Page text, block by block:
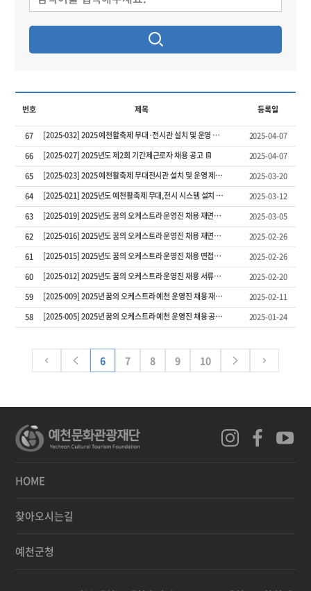
번호 제목 등록일
67 [2025-032] 2025 예천활축제 무대·전시관 설치 및 운영 제안서 평가결과 공고
2025-04-07
66
[2025-027] 2025년도 제2회 기간제근로자 채용 공고
2025-04-07
65
[2025-023] 2025 예천활축제 무대전시관 설치 및 운영 제안공모 평가위원 공개모집 공고
2025-03-20
64
[2025-021] 2025년도 예천활축제 무대,전시 시스템 설치 및 운영 용역 공고
2025-03-12
63
[2025-019] 2025년도 꿈의 오케스트라 운영진 채용 재면접시험 합격자 공고
2025-03-05
62
[2025-016] 2025년도 꿈의 오케스트라 운영진 채용 재면접시험 시행계획 공고
2025-02-26
61
[2025-015] 2025년도 꿈의 오케스트라 운영진 채용 면접시험 합격자 공고
2025-02-26
60
[2025-012] 2025년도 꿈의 오케스트라 운영진 채용 서류심사 합격자 및 면접시험 시행계획 공고
2025-02-20
59
[2025-009] 2025년 꿈의 오케스트라 예천 운영진 채용 재공고
2025-02-11
58
[2025-005] 2025년 꿈의 오케스트라 예천 운영진 채용 공고 2025-01-24
6 7 8 9 10
HOME
찾아오시는길
예천군청